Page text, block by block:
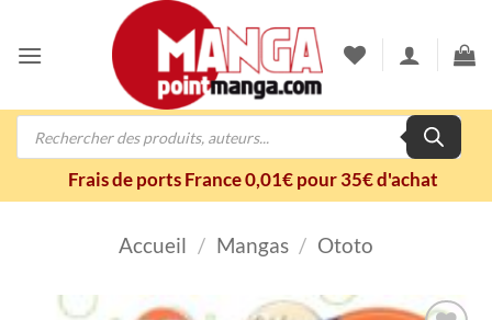
contenu
Recherche
Frais de ports France 0,01€ pour 35€ d'achat
Accueil / Mangas / Ototo